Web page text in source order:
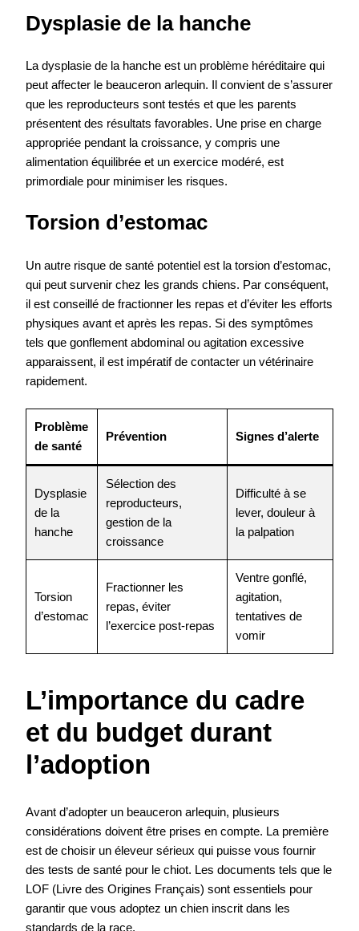
Dysplasie de la hanche
La dysplasie de la hanche est un problème héréditaire qui
peut affecter le beauceron arlequin. Il convient de s’assurer
que les reproducteurs sont testés et que les parents
présentent des résultats favorables. Une prise en charge
appropriée pendant la croissance, y compris une
alimentation équilibrée et un exercice modéré, est
primordiale pour minimiser les risques.
Torsion d’estomac
Un autre risque de santé potentiel est la torsion d’estomac,
qui peut survenir chez les grands chiens. Par conséquent,
il est conseillé de fractionner les repas et d’éviter les efforts
physiques avant et après les repas. Si des symptômes
tels que gonflement abdominal ou agitation excessive
apparaissent, il est impératif de contacter un vétérinaire
rapidement.
Problème
de santé
Prévention Signes d’alerte
Dysplasie
de la
hanche
Sélection des
reproducteurs,
gestion de la
croissance
Difficulté à se
lever, douleur à
la palpation
Torsion
d’estomac
Fractionner les
repas, éviter
l’exercice post-repas
Ventre gonflé,
agitation,
tentatives de
vomir
L’importance du cadre
et du budget durant
l’adoption
Avant d’adopter un beauceron arlequin, plusieurs
considérations doivent être prises en compte. La première
est de choisir un éleveur sérieux qui puisse vous fournir
des tests de santé pour le chiot. Les documents tels que le
LOF (Livre des Origines Français) sont essentiels pour
garantir que vous adoptez un chien inscrit dans les
standards de la race.